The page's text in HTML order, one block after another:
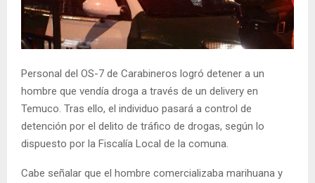
M
E
N
U
Personal del OS-7 de Carabineros logró detener a un
hombre que vendía droga a través de un delivery en
Temuco. Tras ello, el individuo pasará a control de
detención por el delito de tráfico de drogas, según lo
dispuesto por la Fiscalía Local de la comuna.
Cabe señalar que el hombre comercializaba marihuana y